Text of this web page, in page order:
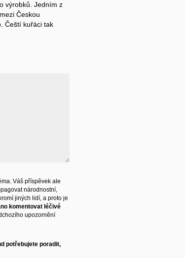
výrobků. Jedním z
Českou
Čeští kuřáci tak
Váš příspěvek ale
národnostní,
jiných lidí, a proto je
komentovat léčivé
upozornění
potřebujete poradit,